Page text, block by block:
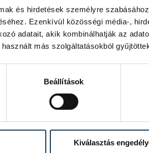
és hirdetések személyre
Ezenkívül közösségi média-,
adatait, akik kombinálhatják az
más szolgáltatásokból
Beállítások
Kiválasztás